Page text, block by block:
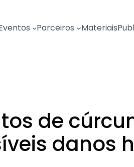
Parceiros Materiais
de
danos